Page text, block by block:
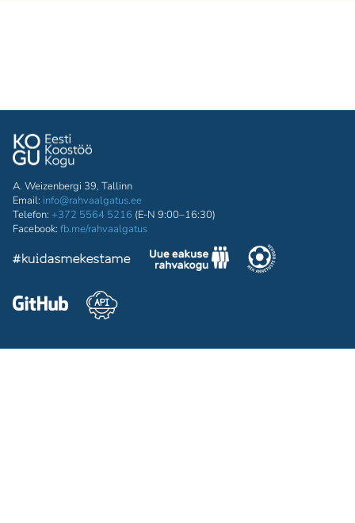
A. Weizenbergi 39, Tallinn
Email: info@rahvaalgatus.ee
Telefon: +372 5564 5216 (E-N 9:00–16:30)
Facebook: fb.me/rahvaalgatus